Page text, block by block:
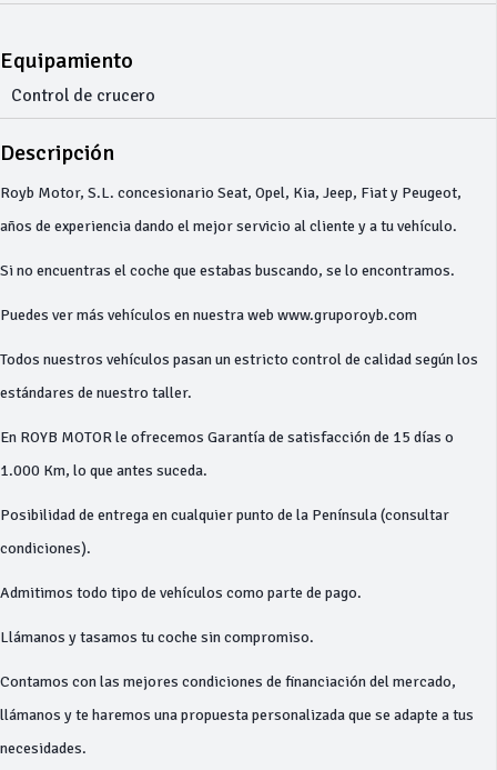
Equipamiento
Control de crucero
Descripción
Royb Motor, S.L. concesionario Seat, Opel, Kia, Jeep, Fiat y Peugeot,
años de experiencia dando el mejor servicio al cliente y a tu vehículo.
Si no encuentras el coche que estabas buscando, se lo encontramos.
Puedes ver más vehículos en nuestra web www.gruporoyb.com
Todos nuestros vehículos pasan un estricto control de calidad según los
estándares de nuestro taller.
En ROYB MOTOR le ofrecemos Garantía de satisfacción de 15 días o
1.000 Km, lo que antes suceda.
Posibilidad de entrega en cualquier punto de la Península (consultar
condiciones).
Admitimos todo tipo de vehículos como parte de pago.
Llámanos y tasamos tu coche sin compromiso.
Contamos con las mejores condiciones de financiación del mercado,
llámanos y te haremos una propuesta personalizada que se adapte a tus
necesidades.